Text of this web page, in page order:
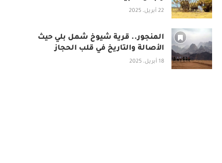
22 أبريل، 2025
المنجور.. قرية شيوخ شمل بلي حيث
الأصالة والتاريخ في قلب الحجاز
18 أبريل، 2025